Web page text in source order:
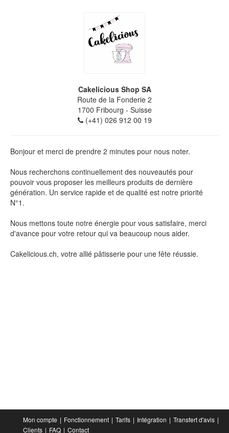
Cakelicious Shop SA
Route de la Fonderie 2
1700 Fribourg - Suisse
(+41) 026 912 00 19
Bonjour et merci de prendre 2 minutes pour nous noter.
Nous recherchons continuellement des nouveautés pour
pouvoir vous proposer les meilleurs produits de dernière
génération. Un service rapide et de qualité est notre priorité
N°1.
Nous mettons toute notre énergie pour vous satisfaire, merci
d'avance pour votre retour qui va beaucoup nous aider.
Cakelicious.ch, votre allié pâtisserie pour une fête réussie.
Mon compte Fonctionnement Tarifs Intégration
Transfert d'avis
Clients
FAQ Contact